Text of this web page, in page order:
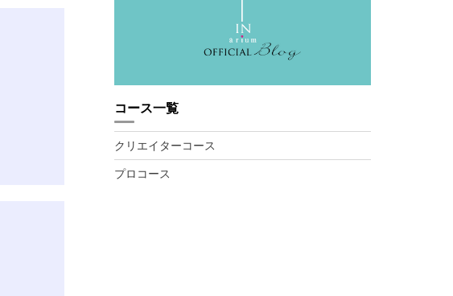
コース一覧
クリエイターコース
プロコース